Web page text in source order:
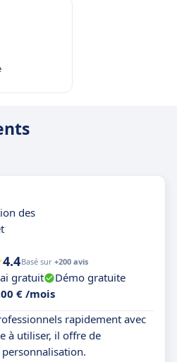
des
4.4Basé sur +200 avis
gratuit
Démo gratuite
€ /mois
rapidement avec
à utiliser, il offre de